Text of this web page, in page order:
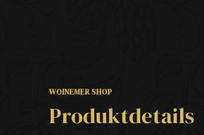
WOINEMER SHOP
Produktdetails